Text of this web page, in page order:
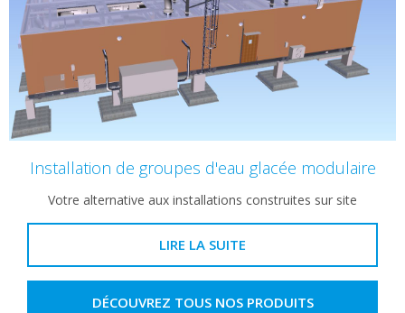
Installation de groupes d'eau glacée modulaire
Votre alternative aux installations construites sur site
LIRE LA SUITE
DÉCOUVREZ TOUS NOS PRODUITS